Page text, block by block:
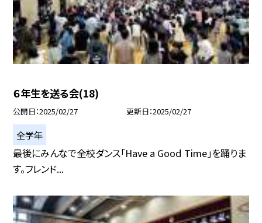
６年生を送る会(18)
公開日 2025/02/27 更新日 2025/02/27
全学年
最後にみんなで全校ダンス「Have a Good Time」を踊りま
す。フレンド...